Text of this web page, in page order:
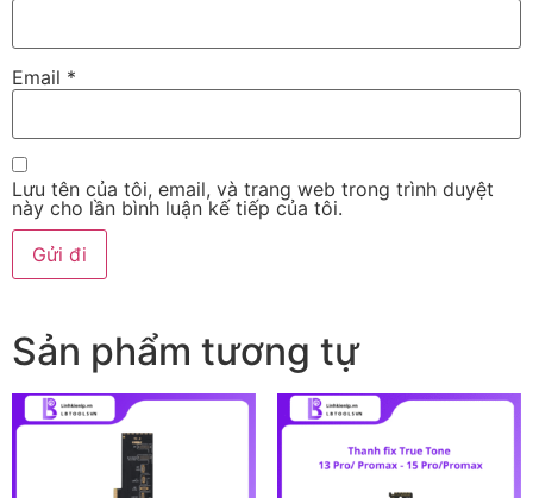
Email *
Lưu tên của tôi, email, và trang web trong trình duyệt
này cho lần bình luận kế tiếp của tôi.
Sản phẩm tương tự